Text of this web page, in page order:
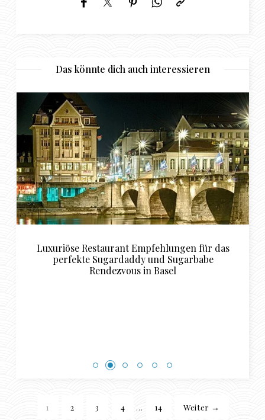
Das könnte dich auch interessieren
Luxuriöse Restaurant Empfehlungen für das
perfekte Sugardaddy und Sugarbabe
Rendezvous in Basel
1 2 3 4 … 14 Weiter →